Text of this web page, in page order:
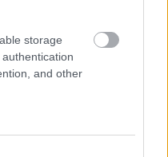
storage
and other